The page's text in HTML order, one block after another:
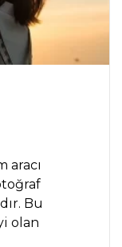
aracı
Bu
olan